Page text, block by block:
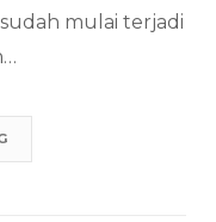
mulai terjadi